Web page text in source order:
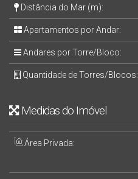
Distância do Mar (m):
Apartamentos por Andar:
Andares por Torre/Bloco:
Quantidade de Torres/Blocos:
Medidas do Imóvel
Área Privada: